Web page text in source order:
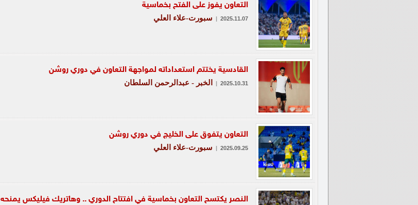
التعاون يفوز على الفتح بخماسية
2025.11.07
| سبورت-علاء العلي
القادسية يختتم استعداداته لمواجهة التعاون في دوري روشن
2025.10.31
| الخبر - عبدالرحمن السلطان
التعاون يتفوق على الخليج في دوري روشن
2025.09.25
| سبورت-علاء العلي
النصر يكتسح التعاون بخماسية في افتتاح الدوري .. وهاتريك فيليكس يمنحه